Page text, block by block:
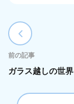
前の記事
ガラス越しの世界